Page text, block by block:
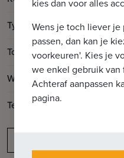
Type
Totale oppervlakte
Woonoppervlakte
Terrasoppervlakte
kies dan voor alles
Wens je toch liever
passen, dan kan je
voorkeuren'. Kies je
we enkel gebruik
Achteraf aanpassen
pagina.